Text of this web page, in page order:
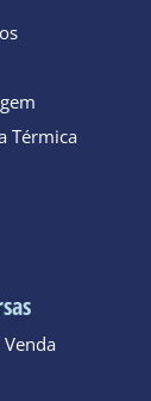
Térmica